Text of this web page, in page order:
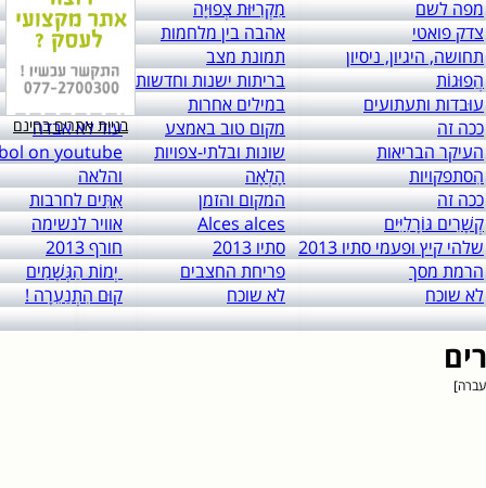
בניית אתרים בחינם
מפה לשם
מִקְרִיּוּת צְפוּיָה
יחסים
צדק פואטי
אהבה בין מלחמות
לא לפרסום
תחושה, היגיון, ניסיון
תמונת מצב
T.W.I.M.C
הֲפוּגוֹת
בריתות ישנות וחדשות
אחריות שילוחית
עוּבדות ותעתועים
במילים אחרות
ככה זה
מקום טוב באמצע
עוד לא אבדה
העיקר הבריאות
שונות ובלתי-צפויות
on youtube
הִסתפקויות
הָלְאָה
והלאה
ככה זה
המקום והזמן
אִתִּים לחרבות
קְשָׁרִים גּוֹרָלִיִּים
Alces alces
אוויר לנשימה
שלהי קיץ ופעמי סתיו 2013
סתיו 2013
חורף 2013
הרמת מסך
פריחת החצבים
יְמוֹת הַגְּשָׁמִים
לא שוכח
לא שוכח קוּם הִתְנַעֵרָה !